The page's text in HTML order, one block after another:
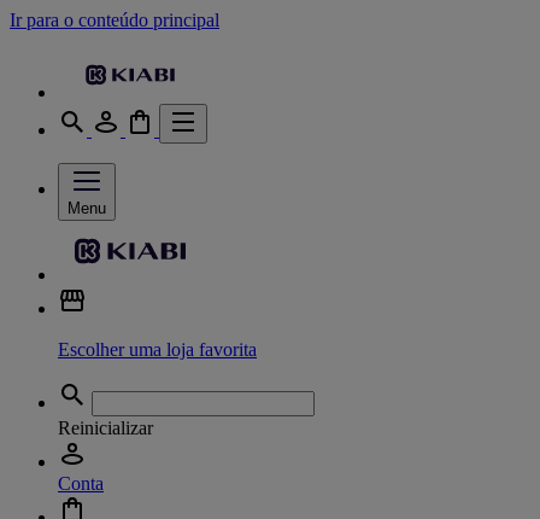
Ir para o conteúdo principal
Menu
Escolher uma loja favorita
Reinicializar
Conta